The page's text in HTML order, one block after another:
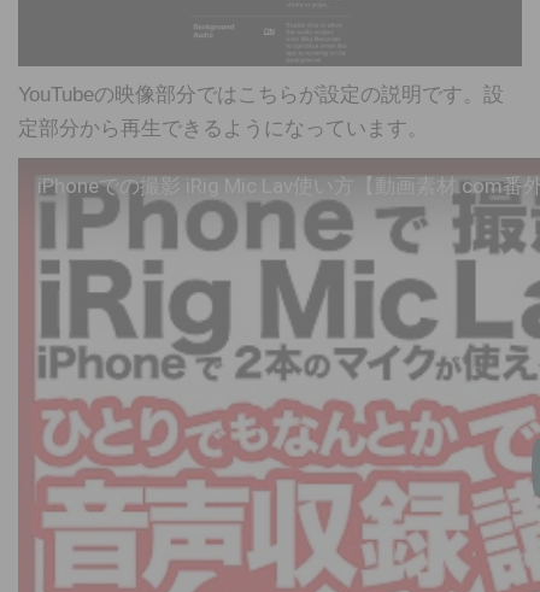
YouTubeの映像部分ではこちらが設定の説明です。設
定部分から再生できるようになっています。
iPhoneでの撮影 iRig Mic Lav使い方【動画素材.com